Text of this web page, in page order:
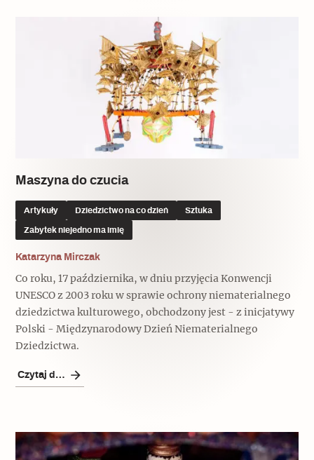
Maszyna do czucia
Artykuły Dziedzictwo na co dzień Sztuka
Zabytek niejedno ma imię
Katarzyna Mirczak
Co roku, 17 października, w dniu przyjęcia Konwencji
UNESCO z 2003 roku w sprawie ochrony niematerialnego
dziedzictwa kulturowego, obchodzony jest - z inicjatywy
Polski - Międzynarodowy Dzień Niematerialnego
Dziedzictwa.
Czytaj dalej